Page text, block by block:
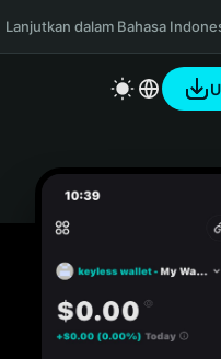
Lanjutkan dalam Bahasa